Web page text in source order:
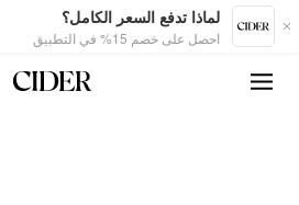
لماذا تدفع السعر الكامل؟
احصل على خصم 15% في التطبيق